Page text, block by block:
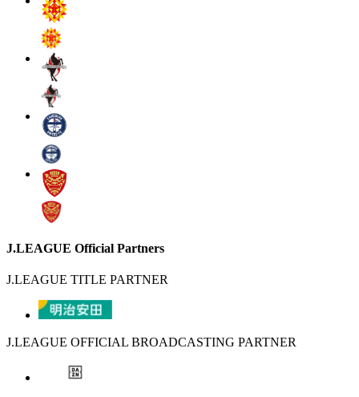
J.LEAGUE Official Partners
J.LEAGUE TITLE PARTNER
J.LEAGUE OFFICIAL BROADCASTING PARTNER